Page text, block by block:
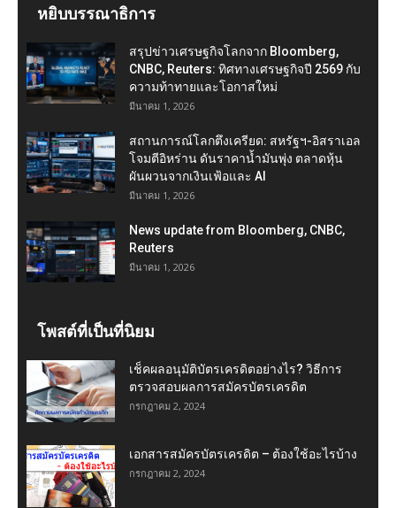
หยิบบรรณาธิการ
สรุปข่าวเศรษฐกิจโลกจาก Bloomberg,
CNBC, Reuters: ทิศทางเศรษฐกิจปี 2569 กับ
ความท้าทายและโอกาสใหม่
มีนาคม 1, 2026
สถานการณ์โลกตึงเครียด: สหรัฐฯ-อิสราเอล
โจมตีอิหร่าน ดันราคาน้ำมันพุ่ง ตลาดหุ้น
ผันผวนจากเงินเฟ้อและ AI
มีนาคม 1, 2026
News update from Bloomberg, CNBC,
Reuters
มีนาคม 1, 2026
โพสต์ที่เป็นที่นิยม
เช็คผลอนุมัติบัตรเครดิตอย่างไร? วิธีการ
ตรวจสอบผลการสมัครบัตรเครดิต
กรกฎาคม 2, 2024
เอกสารสมัครบัตรเครดิต – ต้องใช้อะไรบ้าง
กรกฎาคม 2, 2024